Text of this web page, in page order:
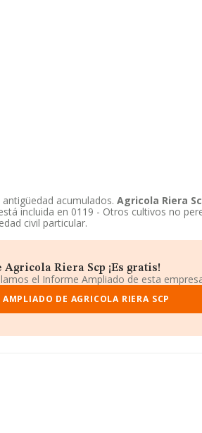
acumulados. Agricola Riera
incluida en 0119 - Otros cultivos no
civil particular.
Riera Scp ¡Es gratis!
el Informe Ampliado de esta
DE AGRICOLA RIERA SCP